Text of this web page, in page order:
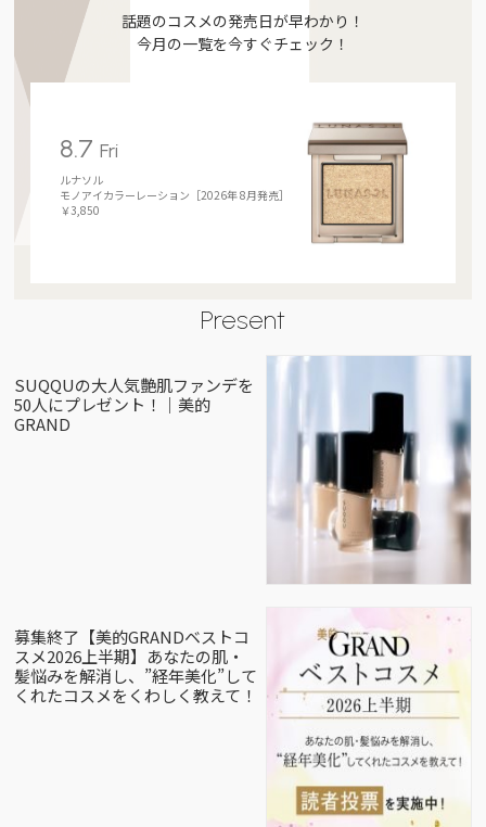
話題のコスメの発売日が早わかり！
今月の一覧を今すぐチェック！
8.7Fri
ルナソル
モノアイカラーレーション［2026年 8月発売］
￥3,850
Present
SUQQUの大人気艶肌ファンデを
50人にプレゼント！｜美的
GRAND
募集終了【美的GRANDベストコ
スメ2026上半期】あなたの肌・
髪悩みを解消し、”経年美化”して
くれたコスメをくわしく教えて！